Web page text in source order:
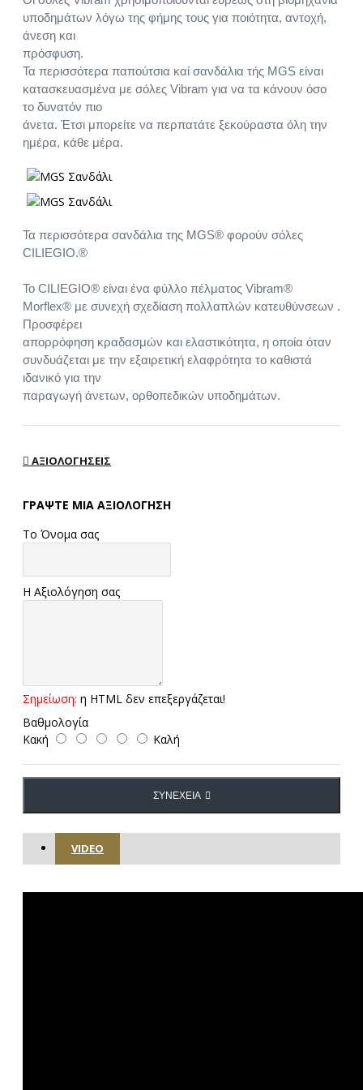
υποδημάτων λόγω της φήμης τους για ποιότητα, αντοχή,
άνεση και
πρόσφυση.
Τα περισσότερα παπούτσια καί σανδάλια τής MGS είναι
κατασκευασμένα με σόλες Vibram για να τα κάνουν όσο
το δυνατόν πιο
άνετα. Έτσι μπορείτε να περπατάτε ξεκούραστα όλη την
ημέρα, κάθε μέρα.
Τα περισσότερα σανδάλια της MGS® φορούν σόλες
CILIEGIO.®
Το CILIEGIO® είναι ένα φύλλο πέλματος Vibram®
Morflex® με συνεχή σχεδίαση πολλαπλών κατευθύνσεων .
Προσφέρει
απορρόφηση κραδασμών και ελαστικότητα, η οποία όταν
συνδυάζεται με την εξαιρετική ελαφρότητα το καθιστά
ιδανικό για την
παραγωγή άνετων, ορθοπεδικών υποδημάτων.
ΑΞΙΟΛΟΓΉΣΕΙΣ
ΓΡΆΨΤΕ ΜΙΑ ΑΞΙΟΛΌΓΗΣΗ
Το Όνομα σας
Η Αξιολόγηση σας
Σημείωση: η HTML δεν επεξεργάζεται!
Βαθμολογία
Κακή
Καλή
ΣΥΝΈΧΕΙΑ
VIDEO